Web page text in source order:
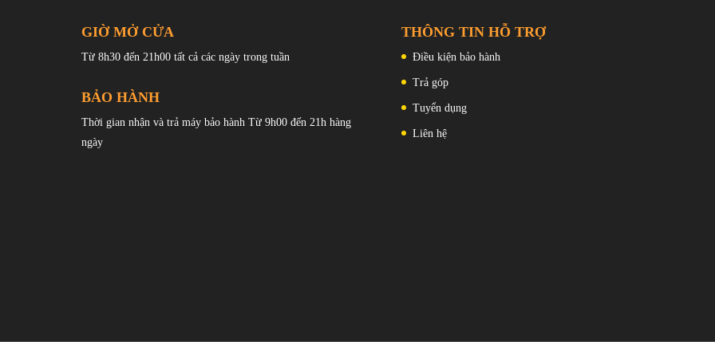
OPPO Find X7 được thừa hưởng ngôn ngữ thiết kế từ người đàn anh X6 Pro .
Không giống như năm ngoái, khi X6 Pro chỉ có phối màu nâu ở mặt lưng giả da, cả ba phiên bản màu của X7 Ultra đều có
GIỜ MỞ CỬA
Từ 8h30 đến 21h00 tất cả các ngày trong tuần
BẢO HÀNH
Thời gian nhận và trả máy bảo hành Từ 9h00 đến 21h hàng
ngày
THÔNG TIN HỖ TRỢ
Điều kiện bảo hành
Trả góp
Tuyển dụng
Liên hệ